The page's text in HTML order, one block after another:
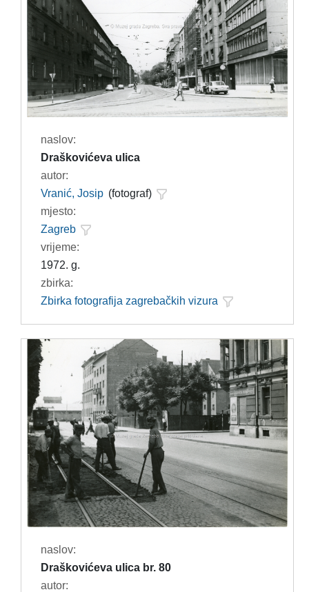
naslov:
Draškovićeva ulica
autor:
Vranić, Josip (fotograf)
mjesto:
Zagreb
vrijeme:
1972. g.
zbirka:
Zbirka fotografija zagrebačkih vizura
naslov:
Draškovićeva ulica br. 80
autor: